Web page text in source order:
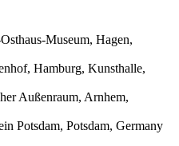
Museum, Hagen,
Hamburg, Kunsthalle,
Außenraum, Arnhem,
Potsdam, Potsdam, Germany